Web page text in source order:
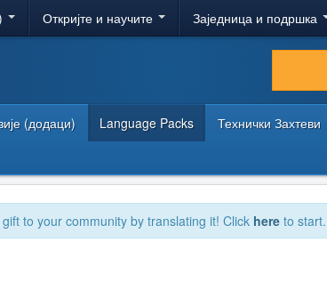
Откријте и научите Заједница и подршка
(додаци) Language Packs Технички Захтеви
to your community by translating it! Click here to start.